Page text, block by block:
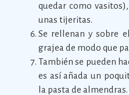
quedar como
unas tijeritas.
Se rellenan y sobre
grajea de modo que
También se pueden
es así añada un
la pasta de almendras.